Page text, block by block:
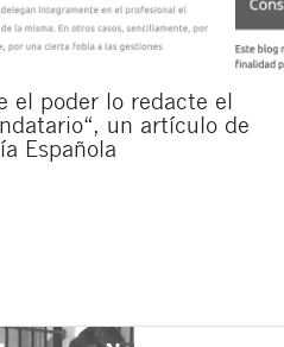
el poder lo redacte el
un artículo de
Española